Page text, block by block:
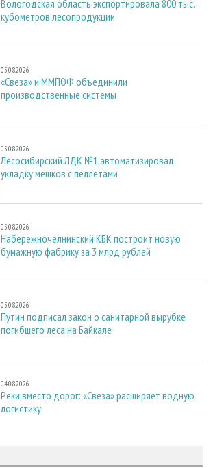
Вологодская область экспортировала 800 тыс.
кубометров лесопродукции
05.08.2026
«Свеза» и ММПОФ объединили
производственные системы
05.08.2026
Лесосибирский ЛДК №1 автоматизировал
укладку мешков с пеллетами
05.08.2026
Набережночелнинский КБК построит новую
бумажную фабрику за 3 млрд рублей
05.08.2026
Путин подписал закон о санитарной вырубке
погибшего леса на Байкале
04.08.2026
Реки вместо дорог: «Свеза» расширяет водную
логистику